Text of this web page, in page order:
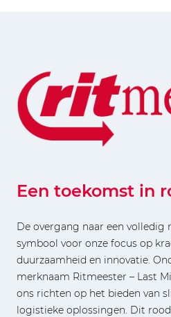
Een toekomst in
De overgang naar een volledig
symbool voor onze focus op
duurzaamheid en innovatie.
merknaam Ritmeester – Last
ons richten op het bieden van
logistieke oplossingen. Dit